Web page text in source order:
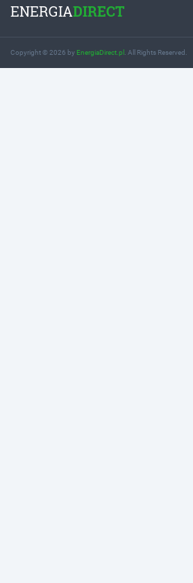
ENERGIADIRECT
Copyright © 2026 by EnergiaDirect.pl . All Rights Reserved.